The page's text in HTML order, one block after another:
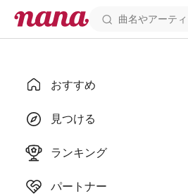
おすすめ
見つける
ランキング
パートナー